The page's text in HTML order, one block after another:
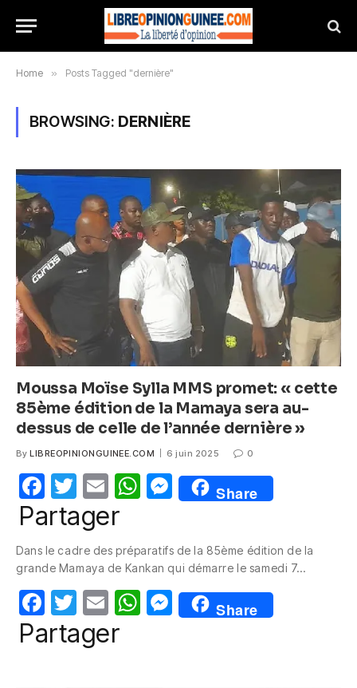
Home » Posts Tagged "dernière"
BROWSING: DERNIÈRE
Moussa Moïse Sylla MMS promet: « cette
85ème édition de la Mamaya sera au-
dessus de celle de l’année dernière »
By LIBREOPINIONGUINEE.COM 6 juin 2025 0
F
a
e
b
o
o
T
w
itt
er
E
m
W
s
A
p
M
e
e
n
g
Share
Partager
Dans le cadre des préparatifs de la 85ème édition de la
grande Mamaya de Kankan qui démarre le samedi 7…
F
a
T
w
itt
E
m
W M
e
Share
Partager